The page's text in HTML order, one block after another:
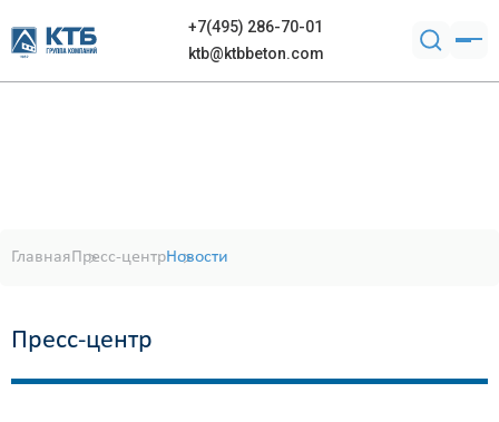
+7(495) 286-70-01
ktb@ktbbeton.com
ГлавнаяПресс-центрНовости
Пресс-центр